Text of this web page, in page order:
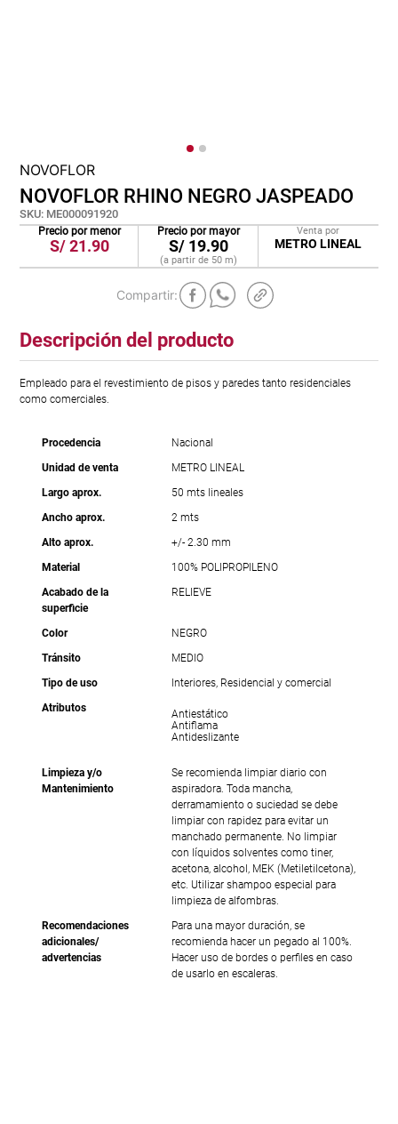
NOVOFLOR
NOVOFLOR RHINO NEGRO JASPEADO
SKU: ME000091920
Precio por menor
S/21.90
Precio por mayor
S/ 19.90
(a partir de 50 m)
Venta por
METRO LINEAL
Descripción del producto
Empleado para el revestimiento de pisos y paredes tanto residenciales
como comerciales.
Procedencia
Nacional
Unidad de venta
METRO LINEAL
Largo aprox.
50 mts lineales
Ancho aprox.
2 mts
Alto aprox.
+/- 2.30 mm
Material
100% POLIPROPILENO
Acabado de la
superficie
RELIEVE
Color
NEGRO
Tránsito
MEDIO
Tipo de uso
Interiores, Residencial y comercial
Atributos
Antiestático
Antiflama
Antideslizante
Limpieza y/o
Mantenimiento
Se recomienda limpiar diario con
aspiradora. Toda mancha,
derramamiento o suciedad se debe
limpiar con rapidez para evitar un
manchado permanente. No limpiar
con líquidos solventes como tiner,
acetona, alcohol, MEK (Metiletilcetona),
etc. Utilizar shampoo especial para
limpieza de alfombras.
Recomendaciones
adicionales/
advertencias
Para una mayor duración, se
recomienda hacer un pegado al 100%.
Hacer uso de bordes o perfiles en caso
de usarlo en escaleras.